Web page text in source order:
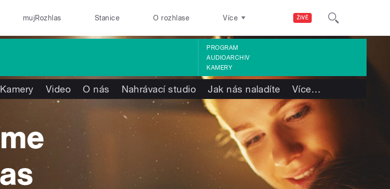
ŽIVĚ
mujRozhlas Stanice O rozhlase Více
PROGRAM
AUDIOARCHIV
KAMERY
Kamery Video O nás Nahrávací studio Jak nás naladíte Více…